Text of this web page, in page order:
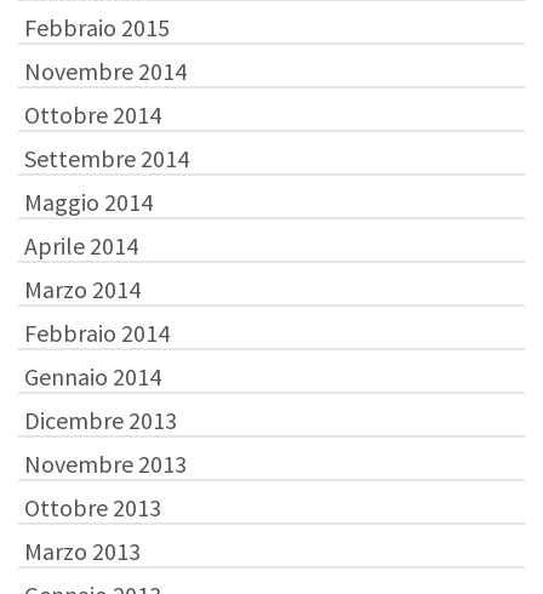
Febbraio 2015
Novembre 2014
Ottobre 2014
Settembre 2014
Maggio 2014
Aprile 2014
Marzo 2014
Febbraio 2014
Gennaio 2014
Dicembre 2013
Novembre 2013
Ottobre 2013
Marzo 2013